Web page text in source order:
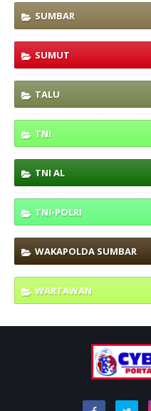
SUMBAR
SUMUT
TALU
TNI
TNI AL
TNI-POLRI
WAKAPOLDA SUMBAR
WARTAWAN